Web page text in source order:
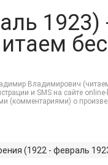
Владимирович
и SMS на сайте
(комментариями) о
(1922 - февраль